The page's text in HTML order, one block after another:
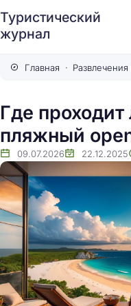
Туристический
журнал
Главная
Где
пляжный
09.07.2026 22.12.2025